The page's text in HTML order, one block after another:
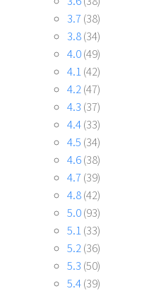
3.7 (38)
3.8(34)
4.0(49)
4.1 (42)
4.2 (47)
4.3 (37)
4.4(33)
4.5 (34)
4.6(38)
4.7 (39)
4.8(42)
5.0(93)
5.1 (33)
5.2 (36)
5.3 (50)
5.4(39)